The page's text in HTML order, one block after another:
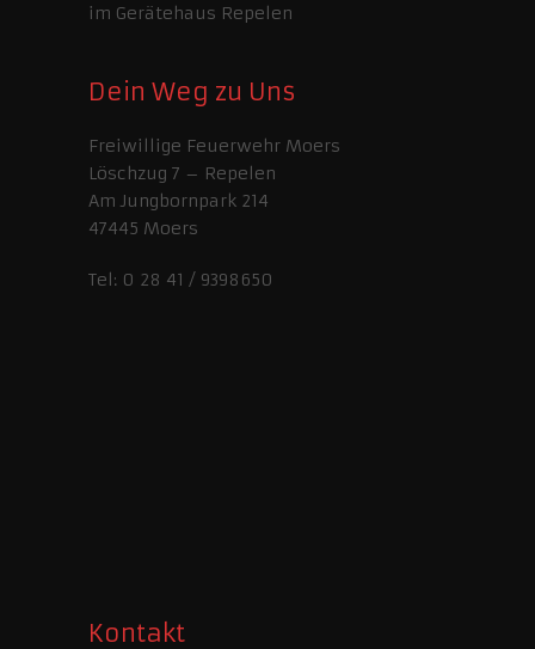
im Gerätehaus Repelen
Dein Weg zu Uns
Freiwillige Feuerwehr Moers
Löschzug 7 – Repelen
Am Jungbornpark 214
47445 Moers
Tel: 0 28 41 / 9398650
Kontakt